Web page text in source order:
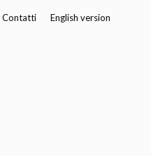
Contatti English version